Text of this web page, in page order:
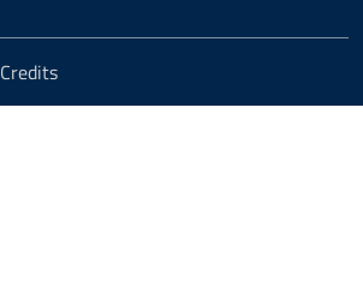
Credits